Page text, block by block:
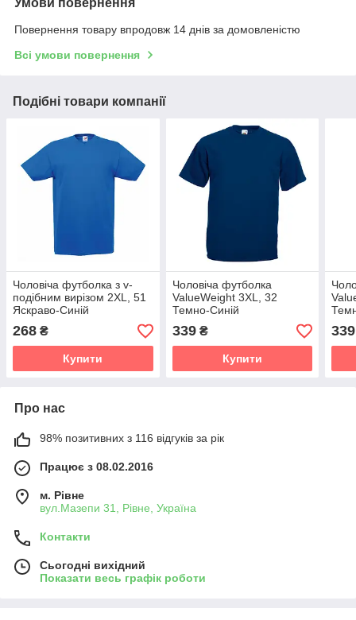
Повернення товару впродовж 14 днів за домовленістю
Всі умови повернення
Подібні товари компанії
Чоловіча футболка з v-
подібним вирізом 2XL, 51
Яскраво-Синій
268 ₴
Купити
Чоловіча футболка
ValueWeight 3XL, 32
Темно-Синій
339₴
Купити
339
Про нас
98% позитивних з 116 відгуків за рік
Працює з 08.02.2016
м. Рівне
вул.Мазепи 31, Рівне, Україна
Контакти
Сьогодні вихідний
Показати весь графік роботи